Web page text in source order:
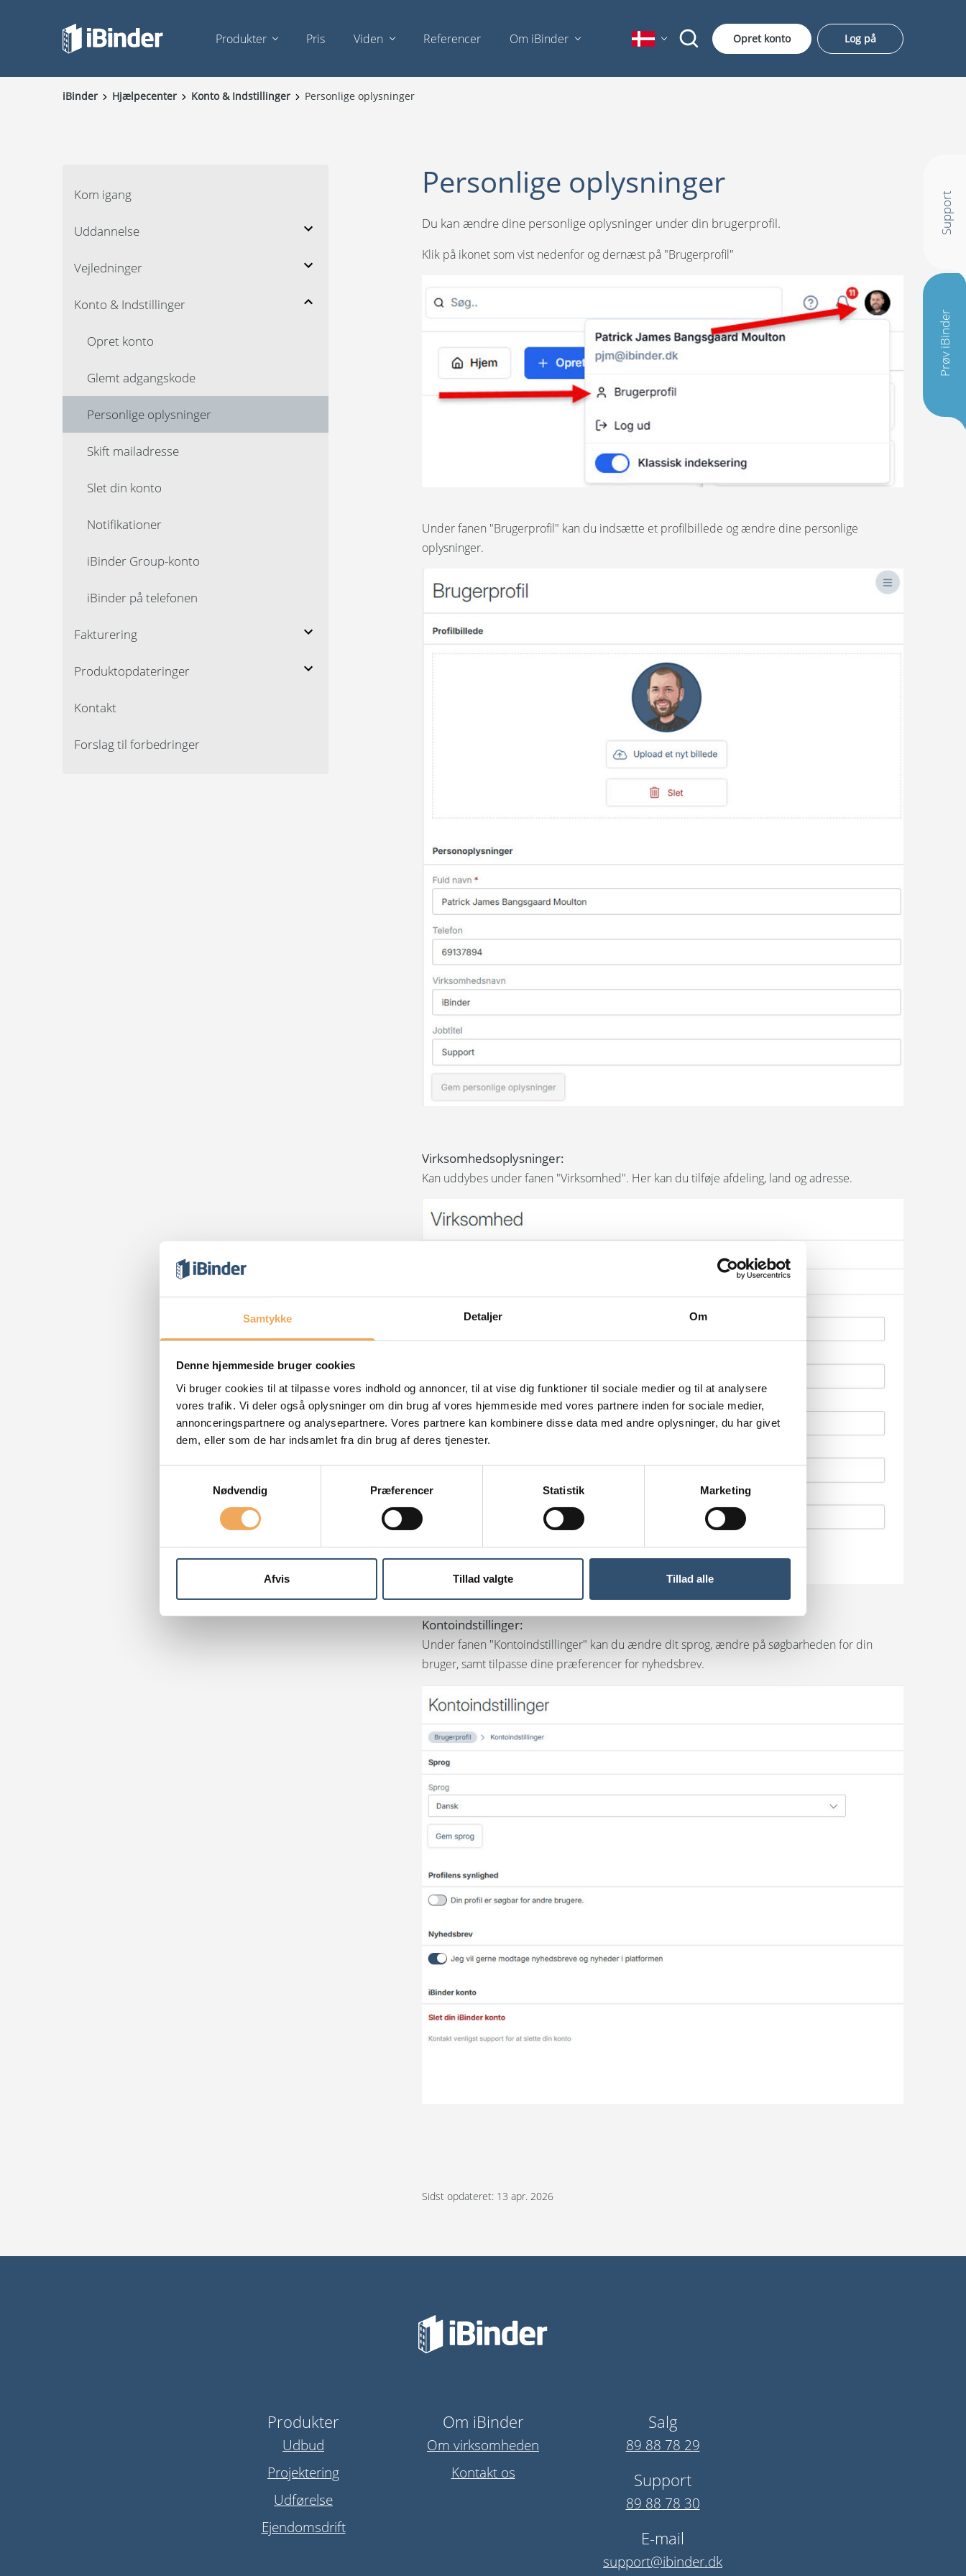
Samtykke Detaljer Om
Denne hjemmeside bruger cookies
Vi bruger cookies til at tilpasse vores indhold og annoncer, til at vise dig funktioner til sociale medier og til at analysere
vores trafik. Vi deler også oplysninger om din brug af vores hjemmeside med vores partnere inden for sociale medier,
annonceringspartnere og analysepartnere. Vores partnere kan kombinere disse data med andre oplysninger, du har givet
dem, eller som de har indsamlet fra din brug af deres tjenester.
Nødvendig
Præferencer Statistik Marketing
Afvis Tillad valgte Tillad alle
Produkter Pris Viden Referencer Om iBinder Opret konto Log på
iBinder Hjælpecenter Konto & Indstillinger Personlige oplysninger
Kom igang
Uddannelse
Vejledninger
Konto & Indstillinger
Opret konto
Glemt adgangskode
Personlige oplysninger
Skift mailadresse
Slet din konto
Notifikationer
iBinder Group-konto
iBinder på telefonen
Fakturering
Produktopdateringer
Kontakt
Forslag til forbedringer
Personlige oplysninger
Du kan ændre dine personlige oplysninger under din brugerprofil.
Klik på ikonet som vist nedenfor og dernæst på "Brugerprofil"
Under fanen "Brugerprofil" kan du indsætte et profilbillede og ændre dine personlige
oplysninger.
Virksomhedsoplysninger:
Kan uddybes under fanen "Virksomhed". Her kan du tilføje afdeling, land og adresse.
Kontoindstillinger:
Under fanen "Kontoindstillinger" kan du ændre dit sprog, ændre på søgbarheden for din
bruger, samt tilpasse dine præferencer for nyhedsbrev.
Sidst opdateret: 13 apr. 2026
Support
Prøv iBinder
Produkter
Udbud
Projektering
Udførelse
Ejendomsdrift
Om iBinder
Om virksomheden
Kontakt os
Salg
89 88 78 29
Support
89 88 78 30
E-mail
support@ibinder.dk